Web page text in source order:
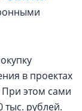
в проектах
При этом сами
тыс. рублей.